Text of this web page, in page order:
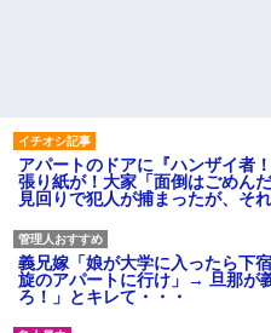
アパートのドアに『ハンザイ者
張り紙が！大家「面倒はごめん
見回りで犯人が捕まったが、
義兄嫁「娘が大学に入ったら下
旋のアパートに行け」→ 旦那が
ろ！」とキレて・・・